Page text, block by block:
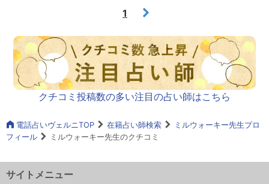
1
クチコミ投稿数の多い注目の占い師はこちら
電話占いヴェルニTOP 在籍占い師検索
ミルウォーキー先生プロ
フィール
ミルウォーキー先生のクチコミ
サイトメニュー